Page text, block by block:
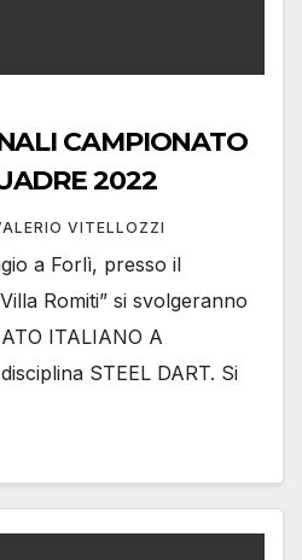
CAMPIONATO
2022
VITELLOZZI
a Forlì, presso il
Romiti” si svolgeranno
ITALIANO A
STEEL DART. Si